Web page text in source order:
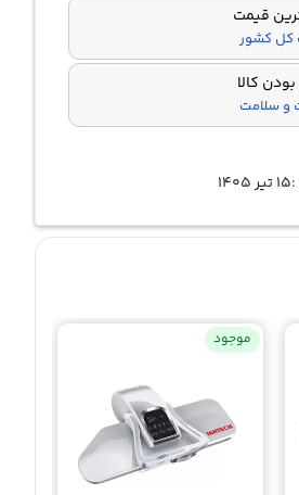
قیمت
کل کشور
کالا
و سلامت
:۱۵ تیر ۱۴۰۵
موجود